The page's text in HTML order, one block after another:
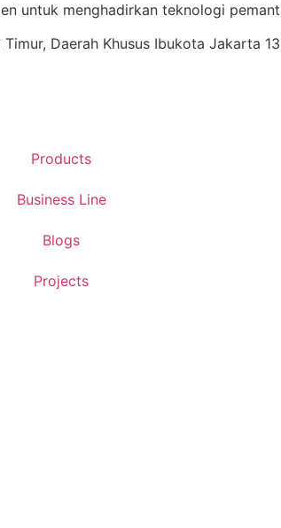
untuk menghadirkan teknologi
Daerah Khusus Ibukota Jakarta
Products
Business Line
Blogs
Projects